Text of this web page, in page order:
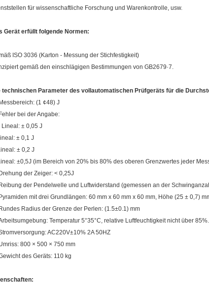
für wissenschaftliche Forschung und Warenkontrolle, usw.
Gerät erfüllt folgende Normen:
ISO 3036 (Karton - Messung der Stichfestigkeit)
gemäß den einschlägigen Bestimmungen von GB2679·7.
technischen Parameter des vollautomatischen Prüfgeräts für die
Messbereich: (1 ¢48) J
Fehler bei der Angabe:
Lineal: ± 0,05 J
± 0,1 J
± 0,2 J
±0,5J (im Bereich von 20% bis 80% des oberen Grenzwertes jeder
Drehung der Zeiger: < 0,25J
Reibung der Pendelwelle und Luftwiderstand (gemessen an der
Pyramiden mit drei Grundlängen: 60 mm x 60 mm x 60 mm, Höhe (25 ± 0,7)
Rundes Radius der Grenze der Perlen: (1.5±0.1) mm
Temperatur 5°35°C, relative Luftfeuchtigkeit nicht über 85%.
AC220V±10% 2A 50HZ
800 × 500 × 750 mm
des Geräts: 110 kg